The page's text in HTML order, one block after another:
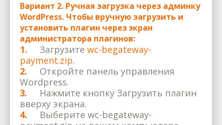
Вариант 2. Ручная загрузка через админку
WordPress. Чтобы вручную загрузить и
установить плагин через экран
администратора плагинов:
1. Загрузите wc-begateway-
payment.zip.
2.
Откройте панель управления
Wordpress.
3.
Нажмите кнопку Загрузить плагин
вверху экрана.
4.
Выберите wc-begateway-